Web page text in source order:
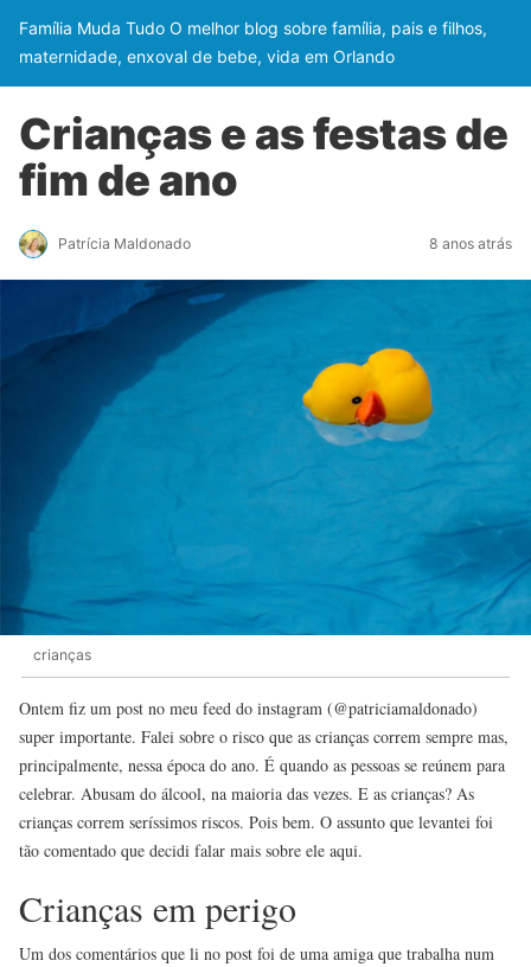
Família Muda Tudo O melhor blog sobre família, pais e filhos,
maternidade, enxoval de bebe, vida em Orlando
Crianças e as festas de
fim de ano
Patrícia Maldonado 8 anos atrás
crianças
Ontem fiz um post no meu feed do instagram (@patriciamaldonado)
super importante. Falei sobre o risco que as crianças correm sempre mas,
principalmente, nessa época do ano. É quando as pessoas se reúnem para
celebrar. Abusam do álcool, na maioria das vezes. E as crianças? As
crianças correm seríssimos riscos. Pois bem. O assunto que levantei foi
tão comentado que decidi falar mais sobre ele aqui.
Crianças em perigo
Um dos comentários que li no post foi de uma amiga que trabalha num